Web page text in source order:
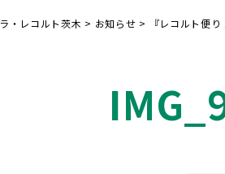
ラ・レコルト茨木 > お知らせ > 『レコルト便